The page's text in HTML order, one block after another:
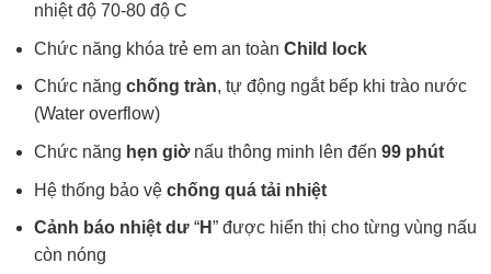
nhiệt độ 70-80 độ C
Chức năng khóa trẻ em an toàn Child lock
Chức năng chống tràn, tự động ngắt bếp khi trào nước
(Water overflow)
Chức năng hẹn giờnấu thông minh lên đến 99 phút
Hệ thống bảo vệ chống quá tải nhiệt
Cảnh báo nhiệt dư“H” được hiển thị cho từng vùng nấu
còn nóng